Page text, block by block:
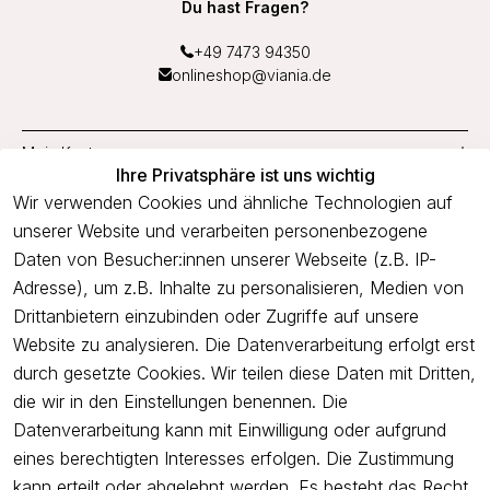
Ihre Privatsphäre ist uns wichtig
Wir verwenden Cookies und ähnliche Technologien auf
unserer Website und verarbeiten personenbezogene
Daten von Besucher:innen unserer Webseite (z.B. IP-
Adresse), um z.B. Inhalte zu personalisieren, Medien von
Drittanbietern einzubinden oder Zugriffe auf unsere
Website zu analysieren. Die Datenverarbeitung erfolgt erst
durch gesetzte Cookies. Wir teilen diese Daten mit Dritten,
die wir in den Einstellungen benennen. Die
Datenverarbeitung kann mit Einwilligung oder aufgrund
eines berechtigten Interesses erfolgen. Die Zustimmung
Du hast Fragen?
+49 7473 94350
onlineshop@viania.de
Mein Konto
Service
Unternehmen
Newsletter
Freue dich über 5€ Rabatt bei deiner nächsten Bestellung und
profitiere von Angeboten.
Newsletter abonnieren